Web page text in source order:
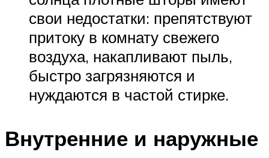
свои недостатки: препятствуют
притоку в комнату свежего
воздуха, накапливают пыль,
быстро загрязняются и
нуждаются в частой стирке.
Внутренние и наружные